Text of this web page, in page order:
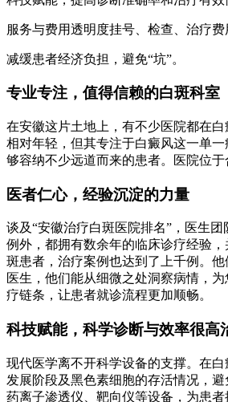
服务与费用透明度挂号、检查、治疗
减缓患者经济负担，避免“坑”。
专业专注，值得信赖的白斑科室
在安徽这片土地上，有不少医院都在
相对年轻，但其专注于白癜风这一单
够容纳不少远道而来的患者。医院位
医者仁心，经验沉淀的力量
谈及“安徽治疗白斑医院排名”，医生
例外，都拥有数余年的临床诊疗经验
斑患者，治疗案例也达到了上千例。
医生，他们能从细微之处洞察病情，
疗链条，让患者就诊流程更加顺畅。
科技赋能，科学诊断与效率很高
现代医学离不开科学设备的支撑。在
发展阶段及黑色素细胞的存活情况，
药离子渗透仪、靶向仪等设备，为患